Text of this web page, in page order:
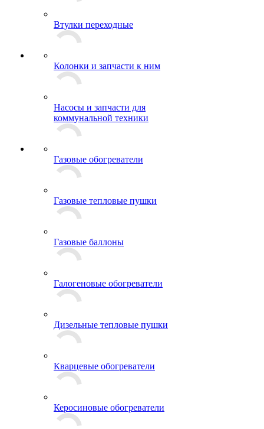
Втулки переходные
Колонки и запчасти к ним
Насосы и запчасти для
коммунальной техники
Газовые обогреватели
Газовые тепловые пушки
Газовые баллоны
Галогеновые обогреватели
Дизельные тепловые пушки
Кварцевые обогреватели
Керосиновые обогреватели